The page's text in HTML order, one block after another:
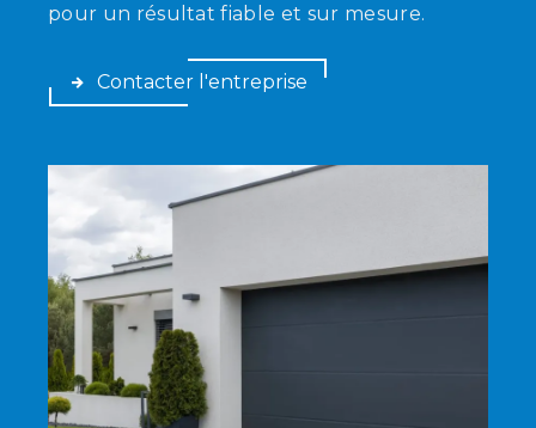
pour un résultat fiable et sur mesure.
Contacter l'entreprise